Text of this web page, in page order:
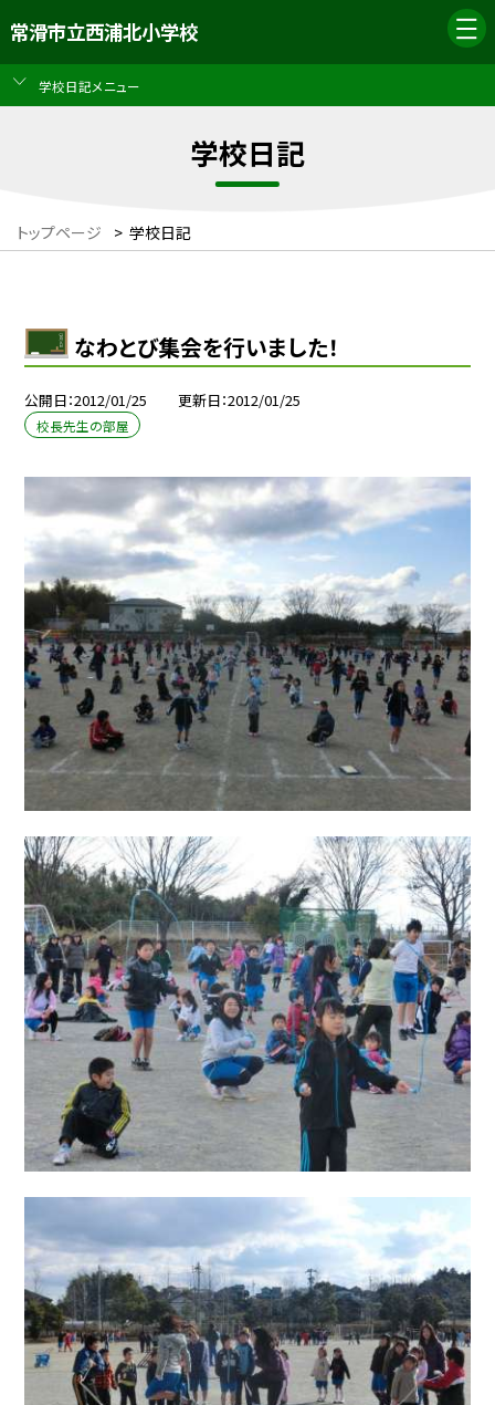
常滑市立西浦北小学校
学校日記メニュー
学校日記
トップページ > 学校日記
なわとび集会を行いました！
公開日 2012/01/25 更新日 2012/01/25
校長先生の部屋